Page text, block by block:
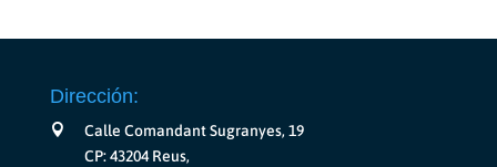
Dirección:
Calle Comandant Sugranyes, 19
CP: 43204 Reus,